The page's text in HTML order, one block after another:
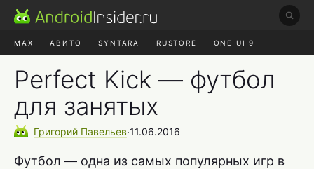
MAX АВИТО SYNTARA RUSTORE ONE UI 9
НАУШНИКИ
Perfect Kick — футбол
для занятых
Григорий Павельев∙11.06.2016
Футбол — одна из самых популярных игр в